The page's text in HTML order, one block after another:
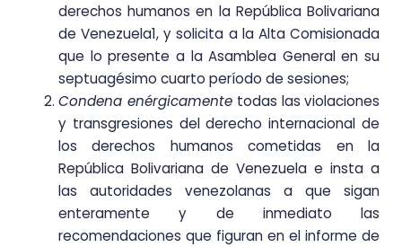
derechos humanos en la República Bolivariana
de Venezuela1, y solicita a la Alta Comisionada
que lo presente a la Asamblea General en su
septuagésimo cuarto período de sesiones;
Condena enérgicamente todas las violaciones
y transgresiones del derecho internacional de
los derechos humanos cometidas en la
República Bolivariana de Venezuela e insta a
las autoridades venezolanas a que sigan
enteramente y de inmediato las
recomendaciones que figuran en el informe de